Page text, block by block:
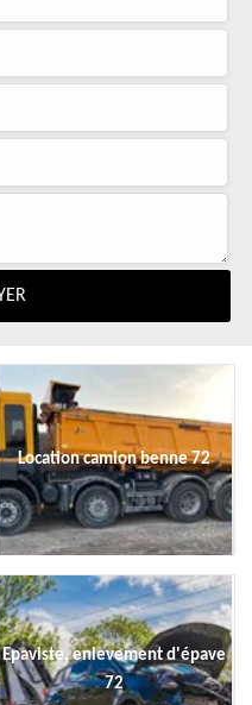
Location camion benne 72
Epaviste, enlevement d'épave
72